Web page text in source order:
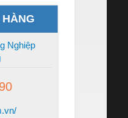
Nghiệp